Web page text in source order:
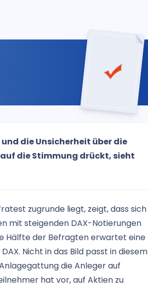
die Unsicherheit über die
die Stimmung drückt, sieht
zugrunde liegt, zeigt, dass sich
mit steigenden DAX-Notierungen
Hälfte der Befragten erwartet eine
Nicht in das Bild passt in diesem
die Anleger auf
hat vor, auf Aktien zu